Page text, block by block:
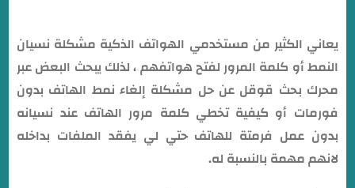
يعاني الكثير من مستخدمي الهواتف الذكية مشكلة نسيان
النمط أو كلمة المرور لفتح هواتفهم ، لذلك يبحث البعض عبر
محرك بحث قوقل عن حل مشكلة إلغاء نمط الهاتف بدون
فورمات أو كيفية تخطي كلمة مرور الهاتف عند نسيانه
بدون عمل فرمتة للهاتف حتي لي يفقد الملفات بداخله
لانهم مهمة بالنسبة له.